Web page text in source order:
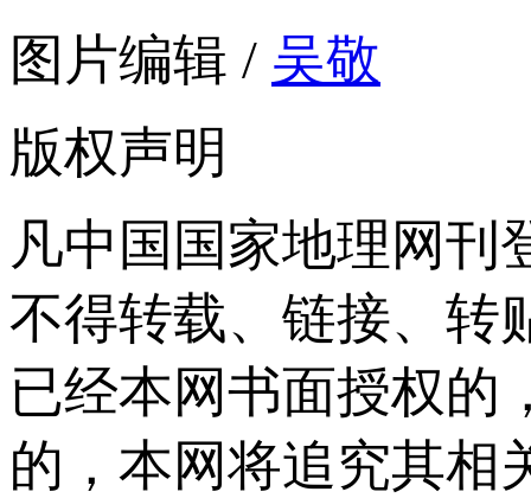
图片编辑 / 吴敬
版权声明
凡中国国家地理网刊
不得转载、链接、转
已经本网书面授权的
的，本网将追究其相